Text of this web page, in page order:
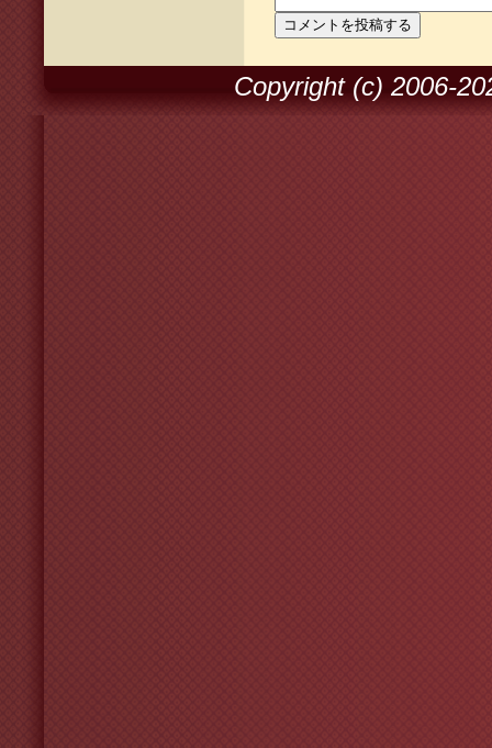
Copyright (c) 2006-